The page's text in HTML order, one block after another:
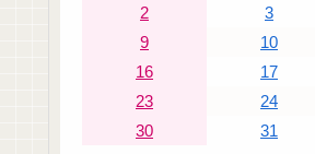
2
3
9
10
16
17
23
24
30
31